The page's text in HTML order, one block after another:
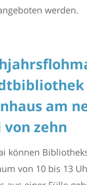
werden.
am
von zehn
können
von 10 bis 13